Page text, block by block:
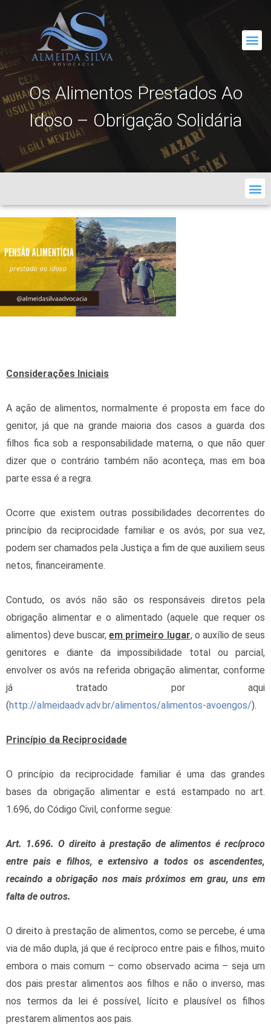
Os Alimentos Prestados Ao
Idoso – Obrigação Solidária
Considerações Iniciais
A ação de alimentos, normalmente é proposta em face do
genitor, já que na grande maioria dos casos a guarda dos
filhos fica sob a responsabilidade materna, o que não quer
dizer que o contrário também não aconteça, mas em boa
parte essa é a regra.
Ocorre que existem outras possibilidades decorrentes do
princípio da reciprocidade familiar e os avós, por sua vez,
podem ser chamados pela Justiça a fim de que auxiliem seus
netos, financeiramente.
Contudo, os avós não são os responsáveis diretos pela
obrigação alimentar e o alimentado (aquele que requer os
alimentos) deve buscar,em primeiro lugar, o auxílio de seus
genitores e diante da impossibilidade total ou parcial,
envolver os avós na referida obrigação alimentar, conforme
já tratado por aqui
(http://almeidaadv.adv.br/alimentos/alimentos-avoengos/).
Princípio da Reciprocidade
O princípio da reciprocidade familiar é uma das grandes
bases da obrigação alimentar e está estampado no art.
1.696, do Código Civil, conforme segue:
Art. 1.696. O direito à prestação de alimentos é recíproco
entre pais e filhos, e extensivo a todos os ascendentes,
recaindo a obrigação nos mais próximos em grau, uns em
falta de outros.
O direito à prestação de alimentos, como se percebe, é uma
via de mão dupla, já que é recíproco entre pais e filhos, muito
embora o mais comum – como observado acima – seja um
dos pais prestar alimentos aos filhos e não o inverso, mas
nos termos da lei é possível, lícito e plausível os filhos
prestarem alimentos aos pais.